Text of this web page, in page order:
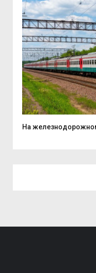
На